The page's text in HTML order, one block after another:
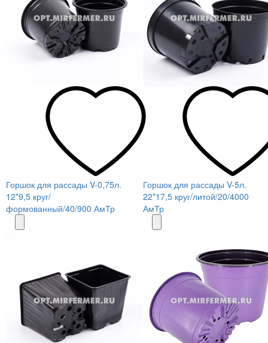
Горшок для рассады V-0,75л.
12*9,5 круг/
формованный/40/900 АмТр
Горшок для рассады V-5л.
22*17,5 круг/литой/20/4000
АмТр